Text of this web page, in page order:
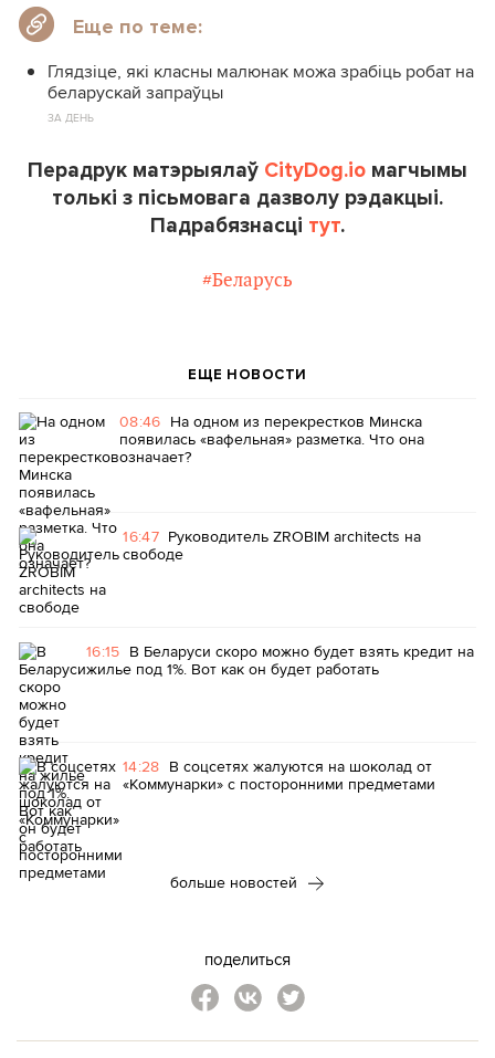
Еще по теме:
Глядзіце, які класны малюнак можа зрабіць робат на
беларускай запраўцы
ЗА ДЕНЬ
Перадрук матэрыялаў CityDog.io магчымы
толькі з пісьмовага дазволу рэдакцыі.
Падрабязнасці тут.
#Беларусь
ЕЩЕ НОВОСТИ
08:46 На одном из перекрестков Минска
появилась «вафельная» разметка. Что она
означает?
16:47 Руководитель ZROBIM architects на
свободе
16:15 В Беларуси скоро можно будет взять кредит на
жилье под 1%. Вот как он будет работать
14:28 В соцсетях жалуются на шоколад от
«Коммунарки» с посторонними предметами
больше новостей
поделиться